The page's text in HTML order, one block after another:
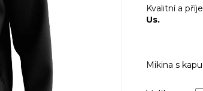
Kvalitní a
Us.
Mikina s